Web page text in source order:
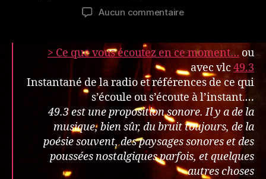
Aucun commentairesur
> Ce que vous écoutez en ce moment… ou
avec vlc49.3
Instantané de la radio et références de ce qui
s’écoule ou s’écoute à l’instant.…
49.3 est une proposition sonore. Il y a de la
musique, bien sûr, du bruit toujours, de la
poésie souvent, des paysages sonores et des
poussées nostalgiques parfois, et quelques
autres choses